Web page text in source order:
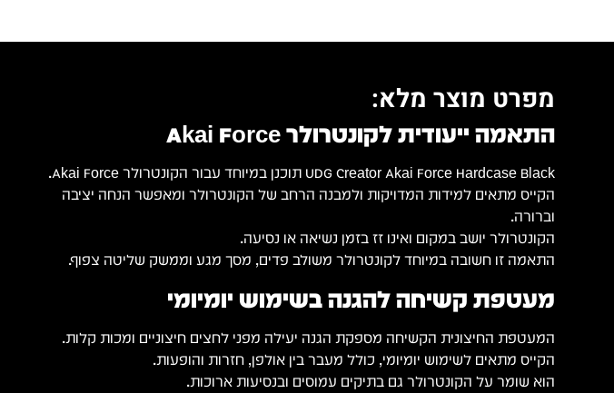
מפרט מוצר מלא:
התאמה ייעודית לקונטרולר Akai Force
UDG Creator Akai Force Hardcase Black תוכנן במיוחד עבור הקונטרולר Akai Force.
הקייס מתאים למידות המדויקות ולמבנה הרחב של הקונטרולר ומאפשר הנחה יציבה
וברורה.
הקונטרולר יושב במקום ואינו זז בזמן נשיאה או נסיעה.
התאמה זו חשובה במיוחד לקונטרולר משולב פדים, מסך מגע וממשק שליטה צפוף.
מעטפת קשיחה להגנה בשימוש יומיומי
המעטפת החיצונית הקשיחה מספקת הגנה יעילה מפני לחצים חיצוניים ומכות קלות.
הקייס מתאים לשימוש יומיומי, כולל מעבר בין אולפן, חזרות והופעות.
הוא שומר על הקונטרולר גם בתיקים עמוסים ובנסיעות ארוכות.